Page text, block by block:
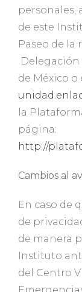
personales,
de este
Paseo de la
Delegación
de México o
la
página:
http://
Cambios al
En caso de
de
de manera
Instituto
del Centro